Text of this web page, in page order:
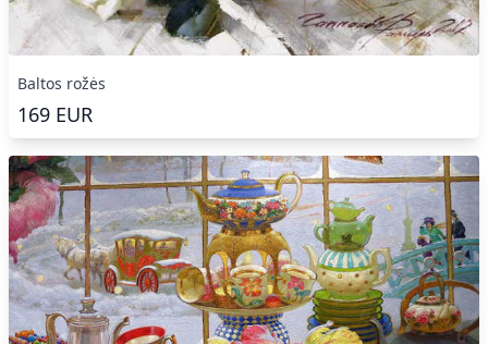
Baltos rožės
169 EUR